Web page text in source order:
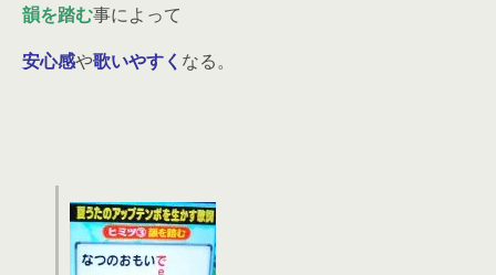
韻を踏む事によって
安心感や歌いやすく なる。